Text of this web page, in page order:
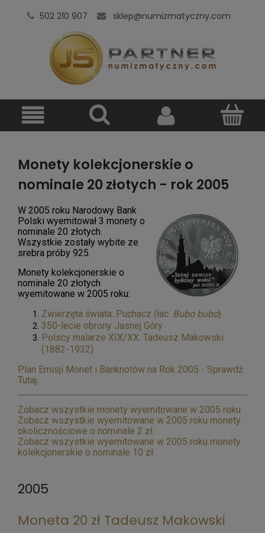
502 210 907 sklep@numizmatyczny.com
Monety kolekcjonerskie o
nominale 20 złotych - rok 2005
W 2005 roku Narodowy Bank
Polski wyemitował 3 monety o
nominale 20 złotych.
Wszystkie zostały wybite ze
srebra próby 925.
Monety kolekcjonerskie o
nominale 20 złotych
wyemitowane w 2005 roku:
Zwierzęta świata: Puchacz (łac. Bubo bubo)
350-lecie obrony Jasnej Góry
Polscy malarze XIX/XX: Tadeusz Makowski
(1882-1932)
Plan Emisji Monet i Banknotów na Rok 2005 - Sprawdź
Tutaj.
Zobacz wszystkie monety wyemitowane w 2005 roku.
Zobacz wszystkie wyemitowane w 2005 roku monety
okolicznościowe o nominale 2 zł.
Zobacz wszystkie wyemitowane w 2005 roku monety
kolekcjonerskie o nominale 10 zł.
2005
Moneta 20 zł Tadeusz Makowski